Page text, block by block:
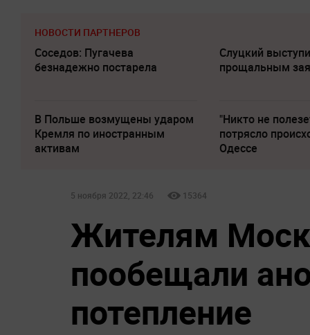
НОВОСТИ ПАРТНЕРОВ
Соседов: Пугачева
безнадежно постарела
Слуцкий
прощальным
В Польше возмущены ударом
Кремля по иностранным
активам
"Никто не
потрясло
Одессе
5 ноября 2022, 22:46 15364
Жителям
пообещали
потепление